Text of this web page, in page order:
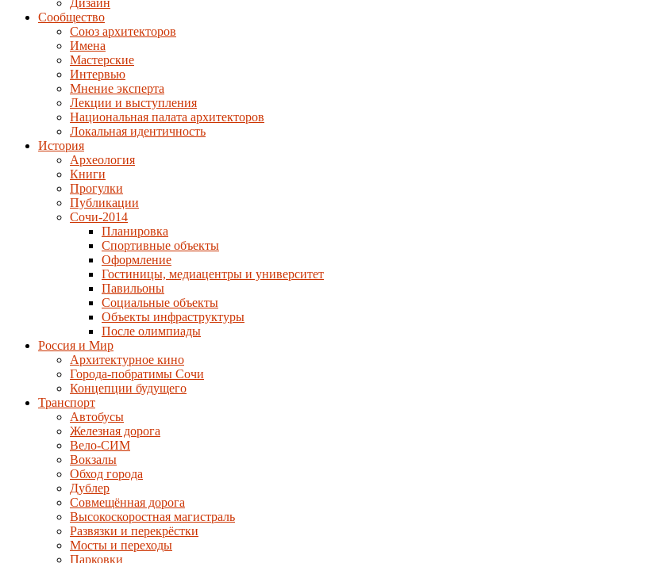
Дизайн
Сообщество
Союз архитекторов
Имена
Мастерские
Интервью
Мнение эксперта
Лекции и выступления
Национальная палата архитекторов
Локальная идентичность
История
Археология
Книги
Прогулки
Публикации
Сочи-2014
Планировка
Спортивные объекты
Оформление
Гостиницы, медиацентры и университет
Павильоны
Социальные объекты
Объекты инфраструктуры
После олимпиады
Россия и Мир
Архитектурное кино
Города-побратимы Сочи
Концепции будущего
Транспорт
Автобусы
Железная дорога
Вело-СИМ
Вокзалы
Обход города
Дублер
Совмещённая дорога
Высокоскоростная магистраль
Развязки и перекрёстки
Мосты и переходы
Парковки